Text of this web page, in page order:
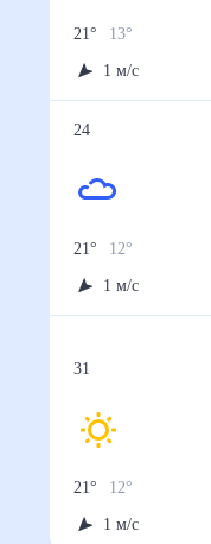
21° 13°
1 м/с
24
21° 12°
1 м/с
31
21° 12°
1 м/с